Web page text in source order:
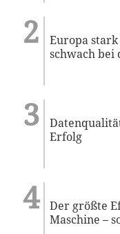
Europa
schwach bei
Erfolg
Der größte
Maschine –